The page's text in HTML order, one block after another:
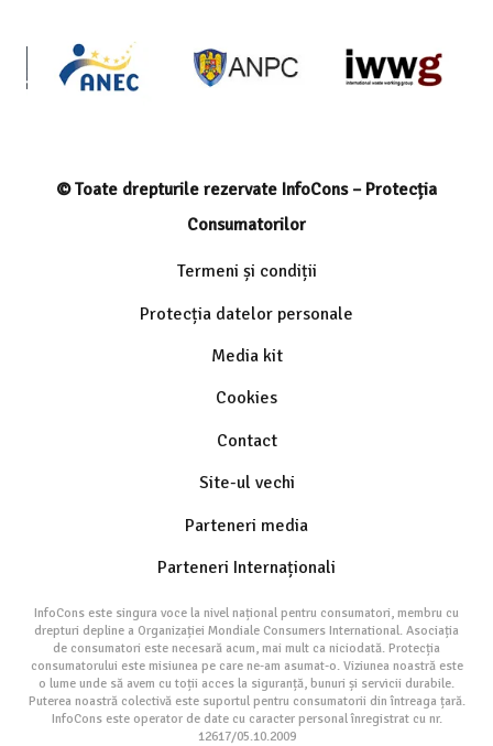
© Toate drepturile rezervate InfoCons – Protecția
Consumatorilor
Termeni și condiții
Protecția datelor personale
Media kit
Cookies
Contact
Site-ul vechi
Parteneri media
Parteneri Internaționali
InfoCons este singura voce la nivel național pentru consumatori, membru cu
drepturi depline a Organizației Mondiale Consumers International. Asociația
de consumatori este necesară acum, mai mult ca niciodată. Protecția
consumatorului este misiunea pe care ne-am asumat-o. Viziunea noastră este
o lume unde să avem cu toții acces la siguranță, bunuri și servicii durabile.
Puterea noastră colectivă este suportul pentru consumatorii din întreaga țară.
InfoCons este operator de date cu caracter personal înregistrat cu nr.
12617/05.10.2009